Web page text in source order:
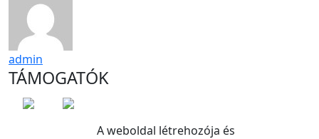
admin
TÁMOGATÓK
A weboldal létrehozója és